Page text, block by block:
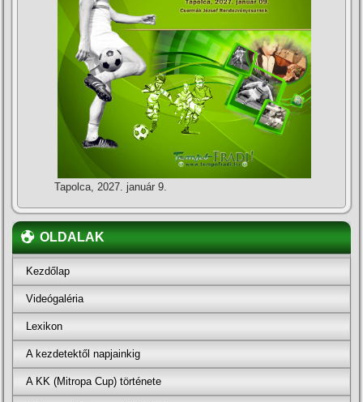
Tapolca, 2027. január 9.
OLDALAK
Kezdőlap
Videógaléria
Lexikon
A kezdetektől napjainkig
A KK (Mitropa Cup) története